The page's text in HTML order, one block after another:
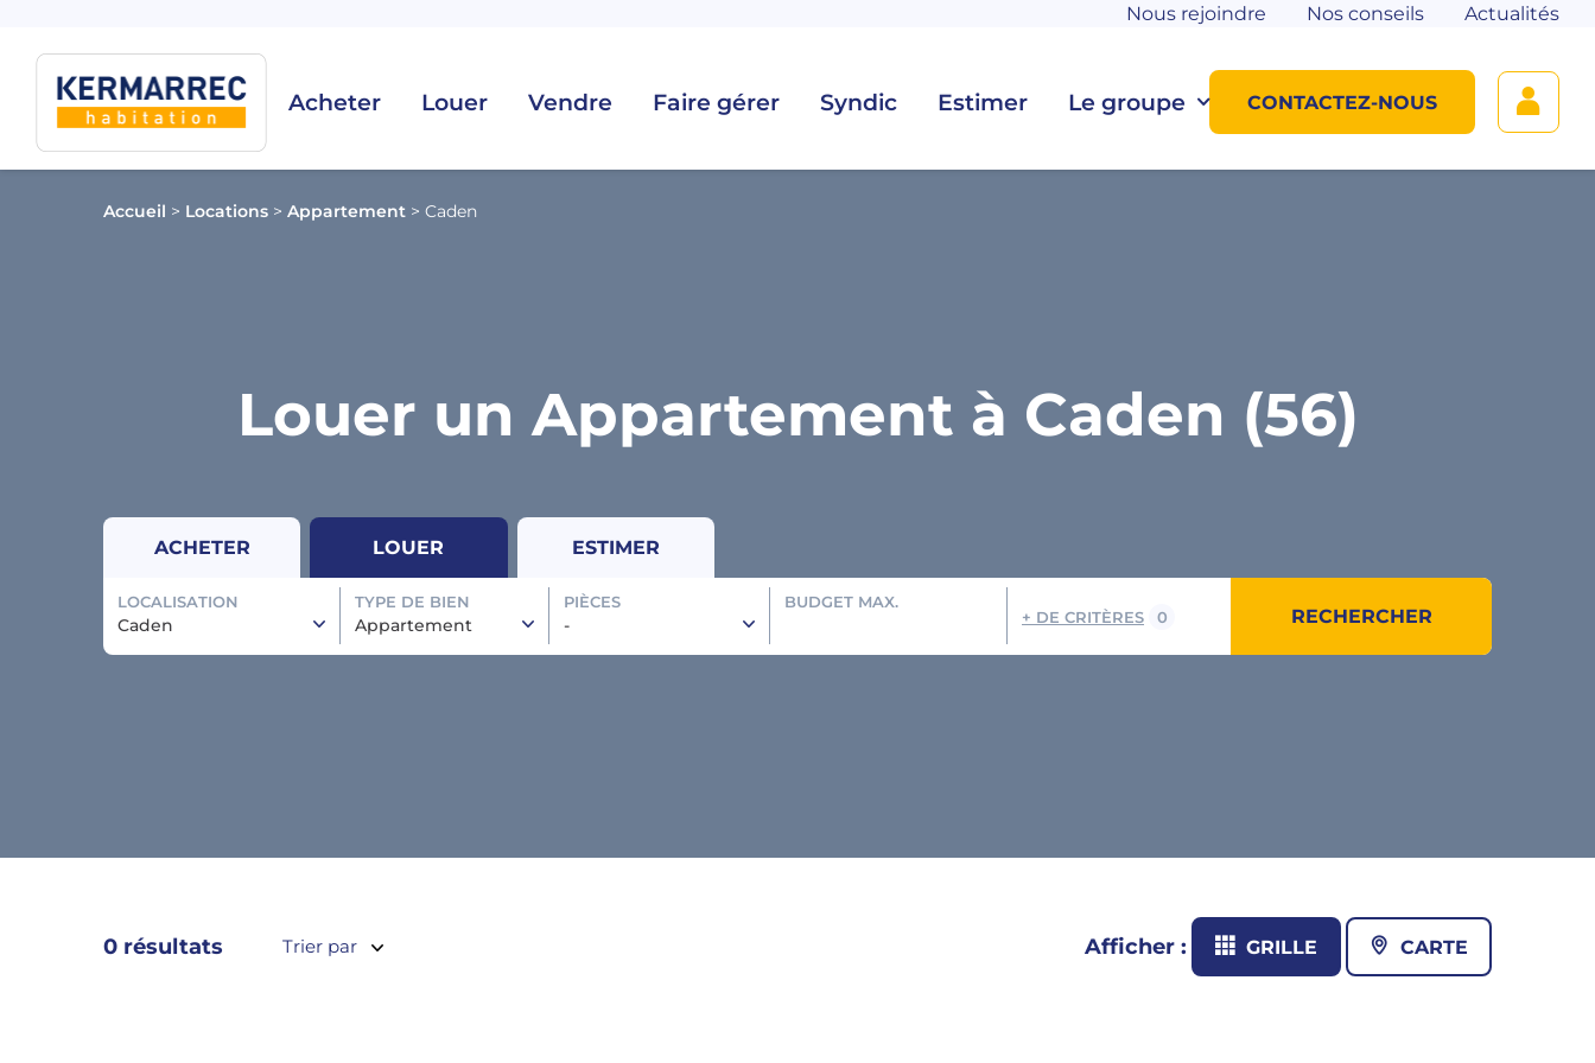
Acheter Louer Vendre Faire gérer Syndic Estimer Le groupe
Nous rejoindre Nos conseils Actualités
CONTACTEZ-NOUS
Accueil > Locations > Appartement > Caden
Louer un Appartement à Caden (56)
ACHETER LOUER ESTIMER
LOCALISATION
Caden
TYPE DE BIEN
Appartement
PIÈCES
-
BUDGET MAX.
+ DE CRITÈRES 0 RECHERCHER
0 résultats Trier par Afficher : GRILLE CARTE